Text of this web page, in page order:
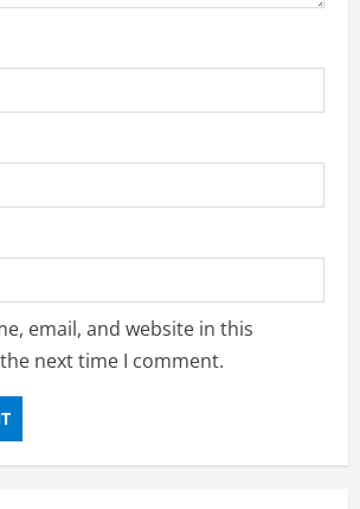
email, and website in this
next time I comment.